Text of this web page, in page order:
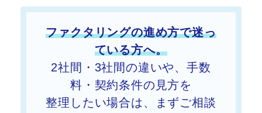
ファクタリングの進め方で迷っ
ている方へ。
2社間・3社間の違いや、手数
料・契約条件の見方を
整理したい場合は、まずご相談